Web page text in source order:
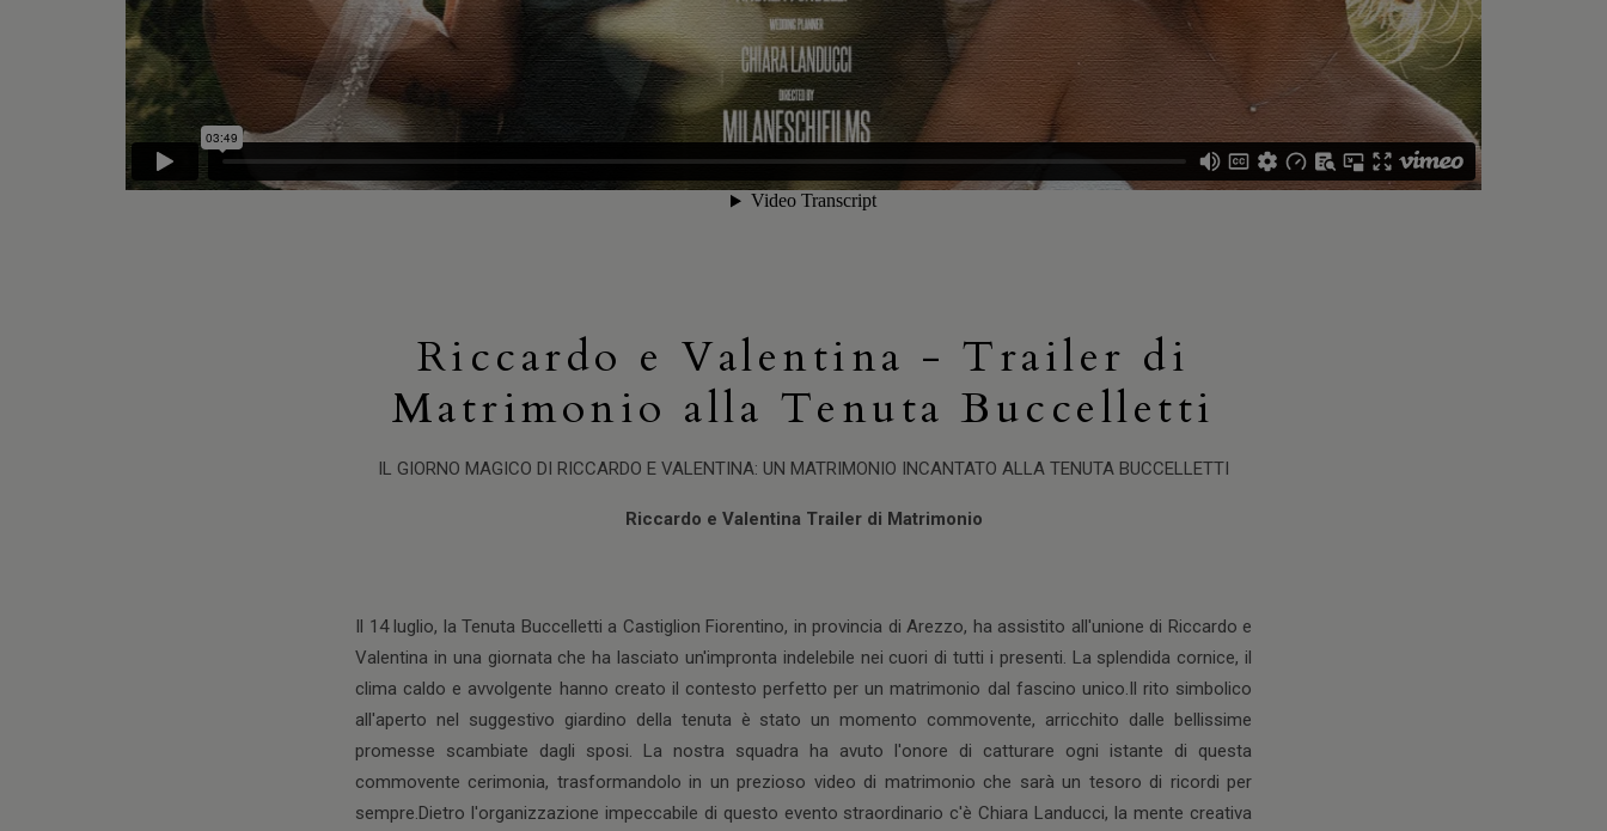
Riccardo e Valentina - Trailer di
Matrimonio alla Tenuta Buccelletti
IL GIORNO MAGICO DI RICCARDO E VALENTINA: UN MATRIMONIO INCANTATO ALLA TENUTA BUCCELLETTI
Riccardo e Valentina Trailer di Matrimonio
Il 14 luglio, la Tenuta Buccelletti a Castiglion Fiorentino, in provincia di Arezzo, ha assistito all'unione di Riccardo e
Valentina in una giornata che ha lasciato un'impronta indelebile nei cuori di tutti i presenti. La splendida cornice, il
clima caldo e avvolgente hanno creato il contesto perfetto per un matrimonio dal fascino unico.Il rito simbolico
all'aperto nel suggestivo giardino della tenuta è stato un momento commovente, arricchito dalle bellissime
promesse scambiate dagli sposi. La nostra squadra ha avuto l'onore di catturare ogni istante di questa
commovente cerimonia, trasformandolo in un prezioso video di matrimonio che sarà un tesoro di ricordi per
sempre.Dietro l'organizzazione impeccabile di questo evento straordinario c'è Chiara Landucci, la mente creativa